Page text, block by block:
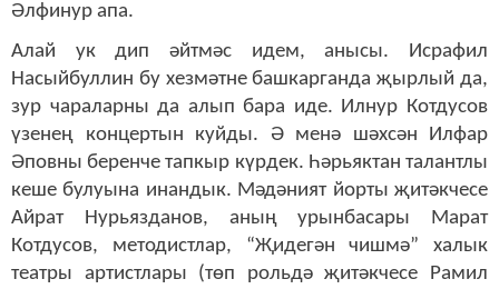
Әлфинур апа.
Алай ук дип әйтмәс идем, анысы. Исрафил
Насыйбуллин бу хезмәтне башкарганда җырлый да,
зур чараларны да алып бара иде. Илнур Котдусов
үзенең концертын куйды. Ә менә шәхсән Илфар
Әповны беренче тапкыр күрдек. Һәрьяктан талантлы
кеше булуына инандык. Мәдәният йорты җитәкчесе
Айрат Нурьязданов, аның урынбасары Марат
Котдусов, методистлар, “Җидегән чишмә” халык
театры артистлары (төп рольдә җитәкчесе Рамил